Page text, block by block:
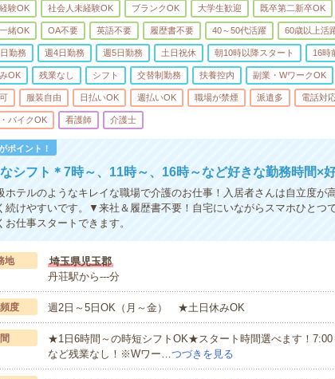
験OK 社会人未経験OK ブランクOK 大学生歓迎 既卒第二新卒OK
緒OK OA不要 英語不要 履歴書不要 40～50代活躍 60歳以上活
勤務 週4日勤務 週5日勤務 土日祝休 朝10時以降スタート 16時
OK 残業なし シフト 交替制勤務 扶養控内 副業・WワークOK
服装自由 日払いOK 週払いOK 職場が禁煙 派遣多 電話対
バイクOK 看護師 介護士
ポイント！
シフト＊7時～、11時～、16時～など好きな勤務時間×
ホテルのようなキレイな職場で介護のお仕事！入居者さんは自立度が
続けやすいです。▼来社＆履歴書不要！自宅にいながらスマホひとつ
お仕事スタートできます。
地
埼玉県児玉郡
丹荘駅から---分
度 週2日～5日OK（月～金） ★土日休みOK
★1日6時間～の時短シフトOK★スタート時間選べます！7:00
など残業なし！※Wワー…つづきを見る